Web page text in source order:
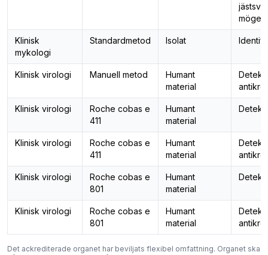
mögel
Klinisk
mykologi
Standardmetod Isolat
Klinisk virologi Manuell metod
Humant
material
Klinisk virologi
Roche cobas e
411
Humant
material
Klinisk virologi
Roche cobas e
411
Humant
material
Klinisk virologi
Roche cobas e
801
Humant
material
Klinisk virologi
Roche cobas e
801
Humant
material
Det ackrediterade organet har beviljats flexibel omfattning. Organet ska